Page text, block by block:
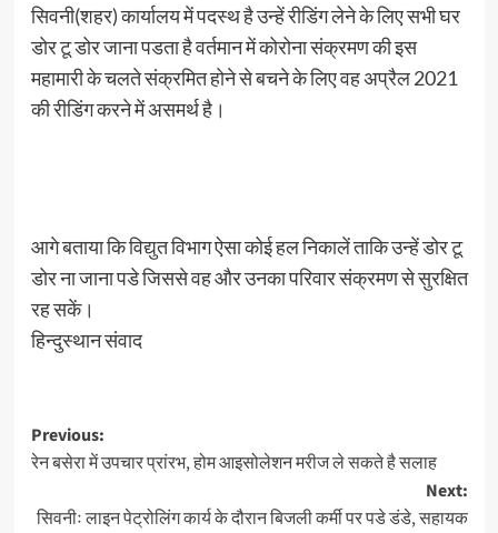
सिवनी(शहर) कार्यालय में पदस्थ है उन्हें रीडिंग लेने के लिए सभी घर
डोर टू डोर जाना पडता है वर्तमान में कोरोना संक्रमण की इस
महामारी के चलते संक्रमित होने से बचने के लिए वह अप्रैल 2021
की रीडिंग करने में असमर्थ है।
आगे बताया कि विद्युत विभाग ऐसा कोई हल निकालें ताकि उन्हें डोर टू
डोर ना जाना पडे जिससे वह और उनका परिवार संक्रमण से सुरक्षित
रह सकें।
हिन्दुस्थान संवाद
Post
navigation
Previous:
रेन बसेरा में उपचार प्रांरभ, होम आइसोलेशन मरीज ले सकते है सलाह
Next:
सिवनीः लाइन पेट्रोलिंग कार्य के दौरान बिजली कर्मी पर पडे डंडे, सहायक